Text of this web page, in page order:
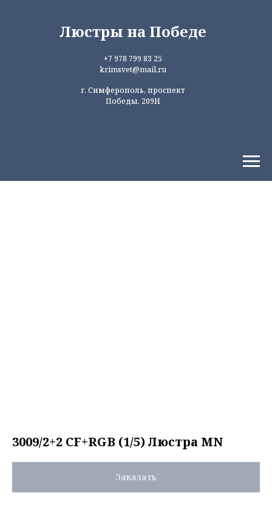
Люстры на Победе
+7 978 799 83 25
krimsvet@mail.ru
г. Симферополь, проспект
Победы, 209Н
3009/2+2 CF+RGB (1/5) Люстра MN
Заказать